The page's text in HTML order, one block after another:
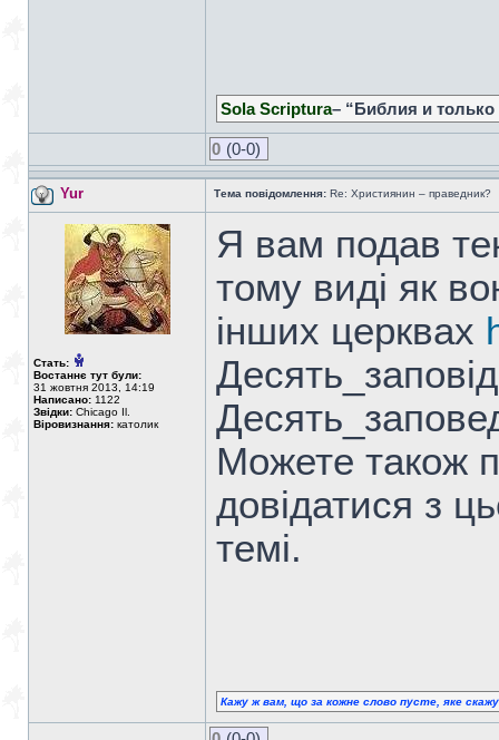
Sola Scriptura– “Библия и
0 (0-0)
Yur Тема повідомлення: Re: Християнин – праведник?
Стать:
Востаннє тут були:
31 жовтня 2013, 14:19
Написано: 1122
Звідки: Chicago Il.
Віровизнання: католик
Я вам подав
тому виді як
інших церквах
Можете також
довідатися з
темі.
Кажу ж вам, що за кожне слово пусте, яке